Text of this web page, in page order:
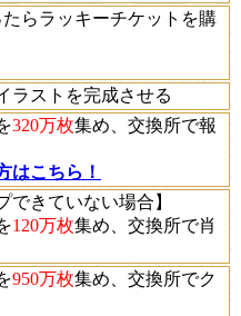
らラッキーチケットを購
ストを完成させる
320万枚集め、交換所で報
はこちら！
できていない場合】
120万枚集め、交換所で肖
950万枚集め、交換所でク